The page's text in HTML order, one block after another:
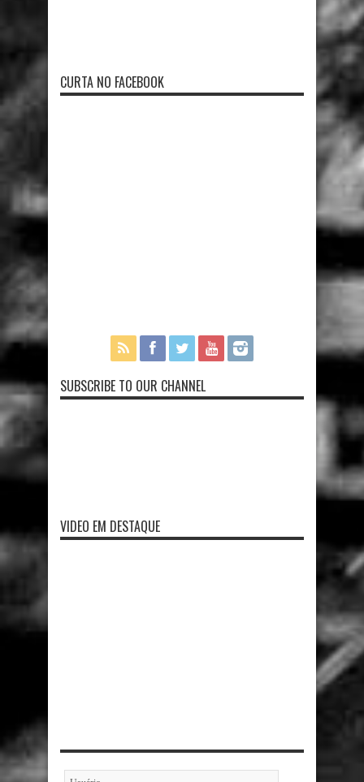
CURTA NO FACEBOOK
SUBSCRIBE TO OUR CHANNEL
VIDEO EM DESTAQUE